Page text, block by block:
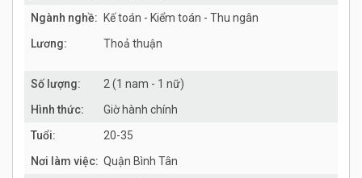
Ngành nghề:
Kế toán - Kiểm toán - Thu ngân
Lương:
Thoả thuận
Số lượng:
2 (1 nam - 1 nữ)
Hình thức:
Giờ hành chính
Tuổi:
20-35
Nơi làm việc: Quận Bình Tân